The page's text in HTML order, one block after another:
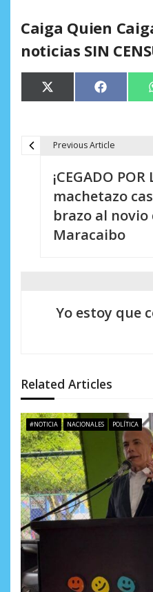
Caiga Quien
noticias SIN
Compartir
en
X
(Twitter)
Compartir
en
Facebook
n
d
e
e
n
t
r
a
d
Previous Article
¡CEGADO
machetazo
brazo al novio
Maracaibo
Yo estoy que
Related Articles
#NOTICIA NACIONALES POLÍTICA